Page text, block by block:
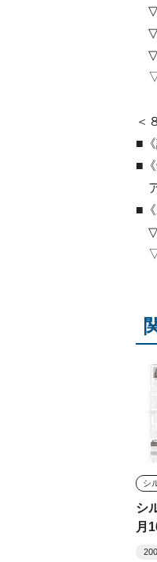
▽
▽
▽
▽
＜
■
■
■
▽
▽
シ
シ
月